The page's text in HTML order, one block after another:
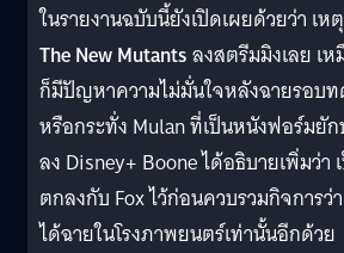
ในรายงานฉบับนี้ยังเปิดเผยด้วยว่า เ
The New Mutantsลงสตรีมมิงเลย เ
ก็มีปัญหาความไม่มั่นใจหลังฉายรอบ
หรือกระทั่ง Mulan ที่เป็นหนังฟอร์มยั
ลง Disney+ Boone ได้อธิบายเพิ่มว่า
ตกลงกับ Fox ไว้ก่อนควบรวมกิจการว่า
ได้ฉายในโรงภาพยนตร์เท่านั้นอีกด้วย